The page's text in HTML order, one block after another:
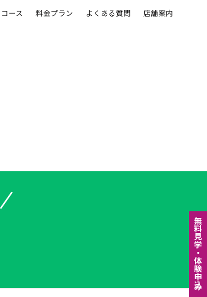
コース 料金プラン よくある質問 店舗案内
無料⾒学・体験申込み